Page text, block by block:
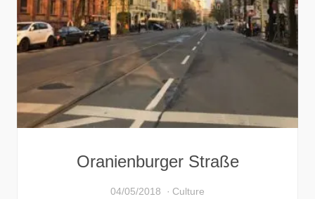
Oranienburger Straße
04/05/2018 Culture